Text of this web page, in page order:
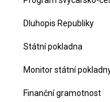
Dluhopis Republiky
Státní pokladna
Monitor státní
Finanční gramotnost